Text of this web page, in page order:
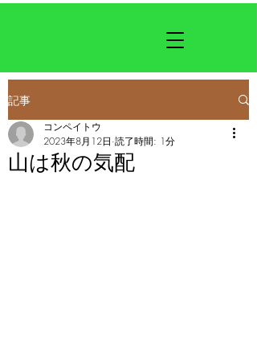
記事
山は秋の気配
コンペイトウ
2023年8月12日 読了時間: 1分